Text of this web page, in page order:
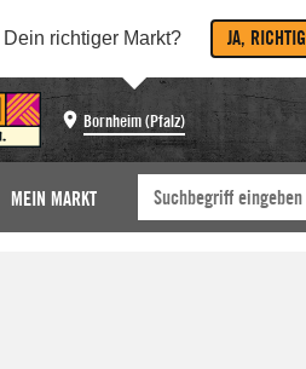
Dein richtiger Markt? JA, RICHTIG
Bornheim (Pfalz)
MEIN MARKT